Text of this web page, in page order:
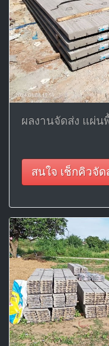
ผลงานจัดส่ง แผ่น
สนใจ เช็กคิวจัด